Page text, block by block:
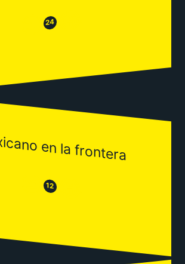
😒 24 😂
en la frontera
😒 12 😂